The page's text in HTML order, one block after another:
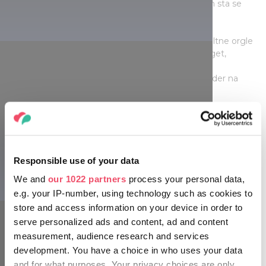
Responsible use of your data
We and our 1022 partners process your personal data,
e.g. your IP-number, using technology such as cookies to
store and access information on your device in order to
serve personalized ads and content, ad and content
measurement, audience research and services
development. You have a choice in who uses your data
Rákóczija in njegovega partnerja, skupaj s katerim sta se
razgledna točka Tördemic ponuja razgled na bazaltne orgle
na pobočju gore sv. Jurija in ruševine gradu Szigliget,
Ranolderski križ, ki ga je postavil škof János Ranolder na
kapela sv. Donata, zgrajena v neogotskem slogu v 19.
stoletju,
Kisfaludyja,
hiša pesnikove žene Róze Szegedi, v kateri je danes literarni
spominski muzej Sándorja Kisfaludyja in Róze Szegedy,
lokalna zgodovinska in etnografska zbirka Stavbe
podeželske dediščine.